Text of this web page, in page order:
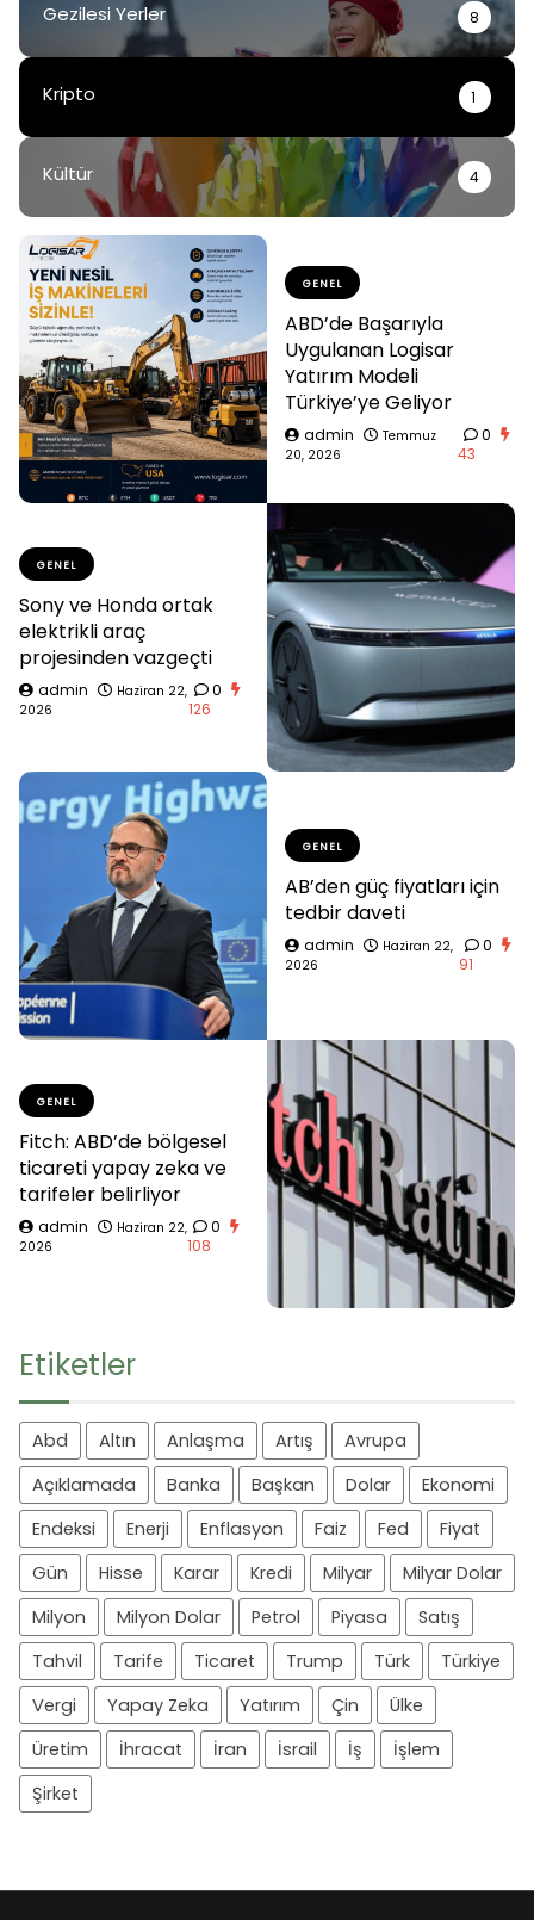
Gezilesi Yerler 8
Kripto 1
Kültür 4
GENEL
ABD’de Başarıyla
Uygulanan Logisar
Yatırım Modeli
Türkiye’ye Geliyor
admin
Temmuz
20, 2026
0
43
GENEL
Sony ve Honda ortak
elektrikli araç
projesinden vazgeçti
admin
Haziran 22,
2026
0
126
GENEL
AB’den güç fiyatları için
tedbir daveti
admin
Haziran 22,
2026
0
91
GENEL
Fitch: ABD’de bölgesel
ticareti yapay zeka ve
tarifeler belirliyor
admin
Haziran 22,
2026
0
108
Etiketler
Abd Altın Anlaşma Artış
Avrupa
Açıklamada
Banka Başkan Dolar
Ekonomi
Endeksi
Enerji Enflasyon Faiz Fed
Fiyat
Gün
Hisse Karar Kredi Milyar
Milyar Dolar
Milyon
Milyon Dolar Petrol Piyasa
Satış
Tahvil
Tarife Ticaret Trump Türk
Türkiye
Vergi
Yapay Zeka Yatırım Çin
Ülke
Üretim
İhracat İran İsrail İş
İşlem
Şirket